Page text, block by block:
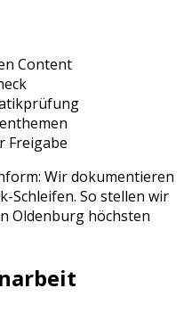
Content
Freigabe
Wir dokumentieren
Schleifen. So stellen wir
Oldenburg höchsten